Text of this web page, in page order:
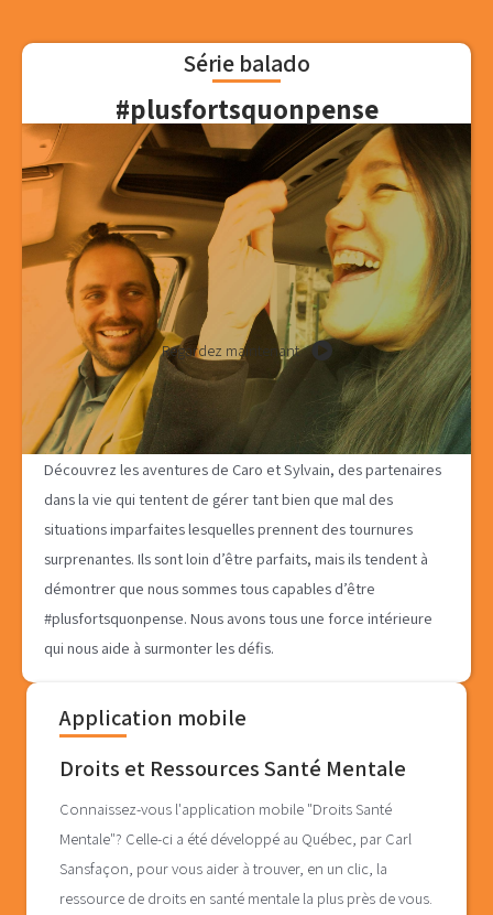
Série balado
#plusfortsquonpense
Regardez maintenant
Découvrez les aventures de Caro et Sylvain, des partenaires
dans la vie qui tentent de gérer tant bien que mal des
situations imparfaites lesquelles prennent des tournures
surprenantes. Ils sont loin d’être parfaits, mais ils tendent à
démontrer que nous sommes tous capables d’être
#plusfortsquonpense. Nous avons tous une force intérieure
qui nous aide à surmonter les défis.
Application mobile
Droits et Ressources Santé Mentale
Connaissez-vous l'application mobile "Droits Santé
Mentale"? Celle-ci a été développé au Québec, par Carl
Sansfaçon, pour vous aider à trouver, en un clic, la
ressource de droits en santé mentale la plus près de vous.